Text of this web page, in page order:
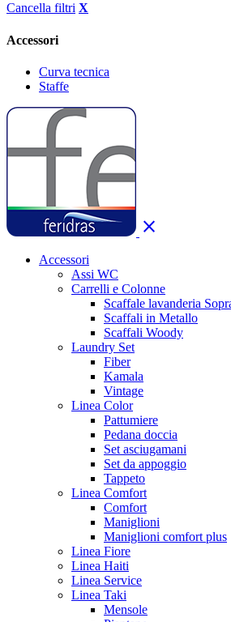
Cancella filtri X
Accessori
Curva tecnica
Staffe
close
Accessori
Assi WC
Carrelli e Colonne
Scaffale lavanderia
Scaffali in Metallo
Scaffali Woody
Laundry Set
Fiber
Kamala
Vintage
Linea Color
Pattumiere
Pedana doccia
Set asciugamani
Set da appoggio
Tappeto
Linea Comfort
Comfort
Maniglioni
Maniglioni comfort plus
Linea Fiore
Linea Haiti
Linea Service
Linea Taki
Mensole